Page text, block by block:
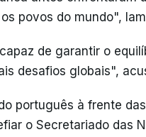
povos do mundo",
de garantir o
desafios globais",
português à frente
o Secretariado das